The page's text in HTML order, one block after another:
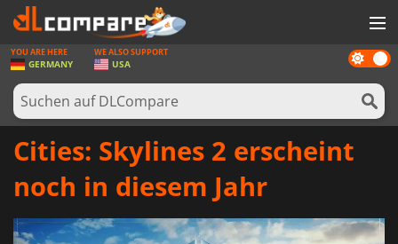
SPIELE
SPIEL KARTEN
SOFTWARE
NACHRICHTEN
Dark
mode
YOU ARE HERE
GERMANY
WE ALSO SUPPORT
USA
Cities: Skylines 2 erscheint
noch in diesem Jahr